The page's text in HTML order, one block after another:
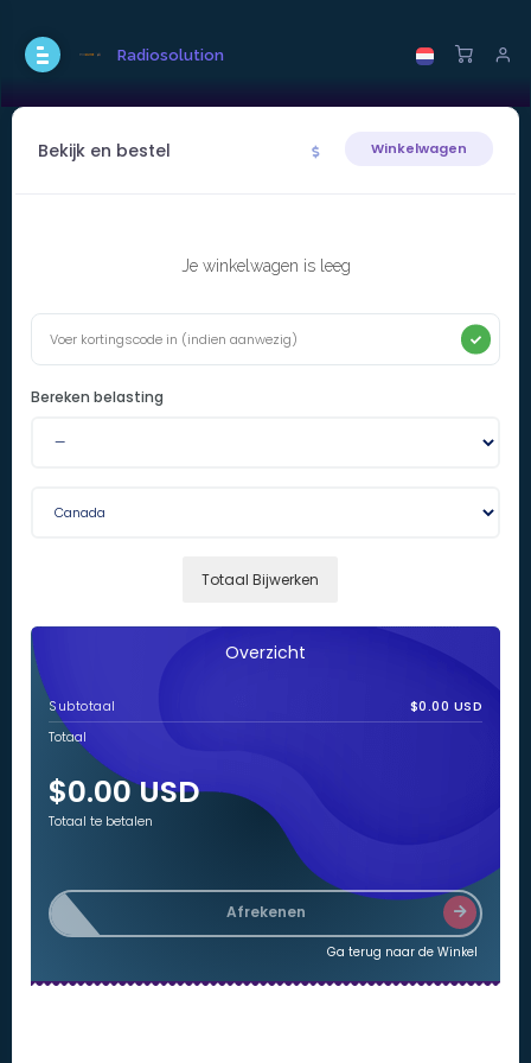
Radiosolution
Bekijk en bestel Winkelwagen
Je winkelwagen is leeg
Bereken belasting
Totaal Bijwerken
Overzicht
Subtotaal
$0.00 USD
Totaal
$0.00 USD
Totaal te betalen
Afrekenen
Ga terug naar de Winkel